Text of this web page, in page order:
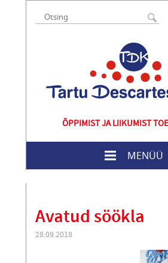
ÕPPIMIST JA LIIKUMIST
MENÜÜ
Avatud söökla
28.09.2018